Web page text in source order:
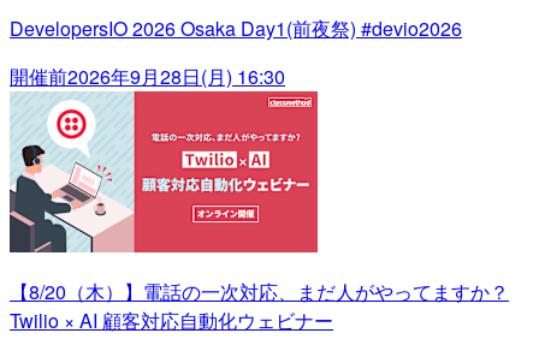
DevelopersIO 2026 Osaka Day1(前夜祭) #devio2026
開催前2026年9月28日(月) 16:30
【8/20（木）】電話の一次対応、まだ人がやってますか？
Twilio × AI 顧客対応自動化ウェビナー